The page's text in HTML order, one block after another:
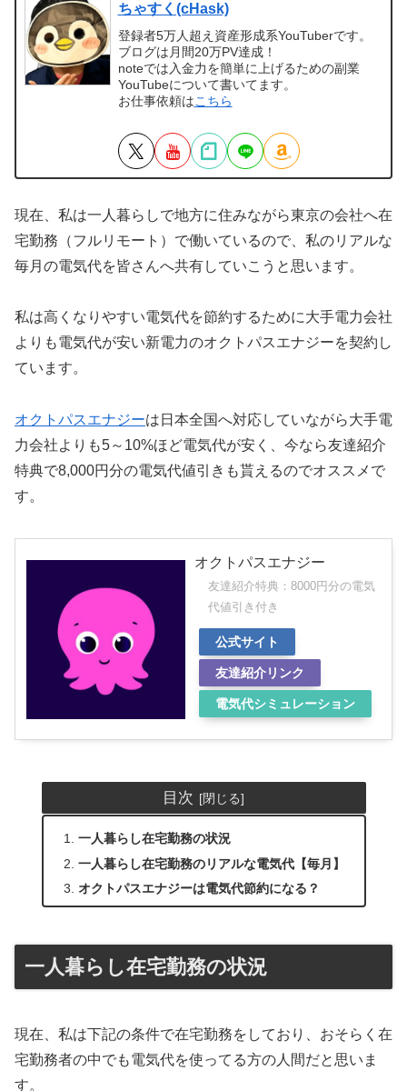
ちゃすく(cHask)
登録者5万人超え資産形成系YouTuberです。
ブログは月間20万PV達成！
noteでは入金力を簡単に上げるための副業
YouTubeについて書いてます。
お仕事依頼はこちら
現在、私は一人暮らしで地方に住みながら東京の会社へ在
宅勤務（フルリモート）で働いているので、私のリアルな
毎月の電気代を皆さんへ共有していこうと思います。
私は高くなりやすい電気代を節約するために大手電力会社
よりも電気代が安い新電力のオクトパスエナジーを契約し
ています。
オクトパスエナジーは日本全国へ対応していながら大手電
力会社よりも5～10%ほど電気代が安く、今なら友達紹介
特典で8,000円分の電気代値引きも貰えるのでオススメで
す。
オクトパスエナジー
友達紹介特典：8000円分の電気
代値引き付き
公式サイト
友達紹介リンク
電気代シミュレーション
目次
一人暮らし在宅勤務の状況
一人暮らし在宅勤務のリアルな電気代【毎月】
オクトパスエナジーは電気代節約になる？
一人暮らし在宅勤務の状況
現在、私は下記の条件で在宅勤務をしており、おそらく在
宅勤務者の中でも電気代を使ってる方の人間だと思いま
す。